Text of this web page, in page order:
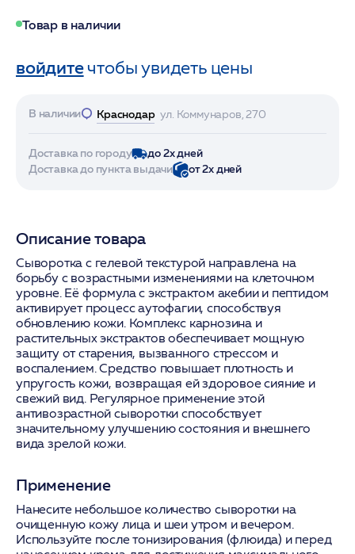
Товар в наличии
войдитечтобы увидеть цены
В наличии Краснодар ул. Коммунаров, 270
Доставка по городу
до 2х дней
Доставка до пункта выдачи
от 2х дней
Описание товара
Сыворотка с гелевой текстурой направлена на
борьбу с возрастными изменениями на клеточном
уровне. Её формула с экстрактом акебии и пептидом
активирует процесс аутофагии, способствуя
обновлению кожи. Комплекс карнозина и
растительных экстрактов обеспечивает мощную
защиту от старения, вызванного стрессом и
воспалением. Средство повышает плотность и
упругость кожи, возвращая ей здоровое сияние и
свежий вид. Регулярное применение этой
антивозрастной сыворотки способствует
значительному улучшению состояния и внешнего
вида зрелой кожи.
Применение
Нанесите небольшое количество сыворотки на
очищенную кожу лица и шеи утром и вечером.
Используйте после тонизирования (флюида) и перед